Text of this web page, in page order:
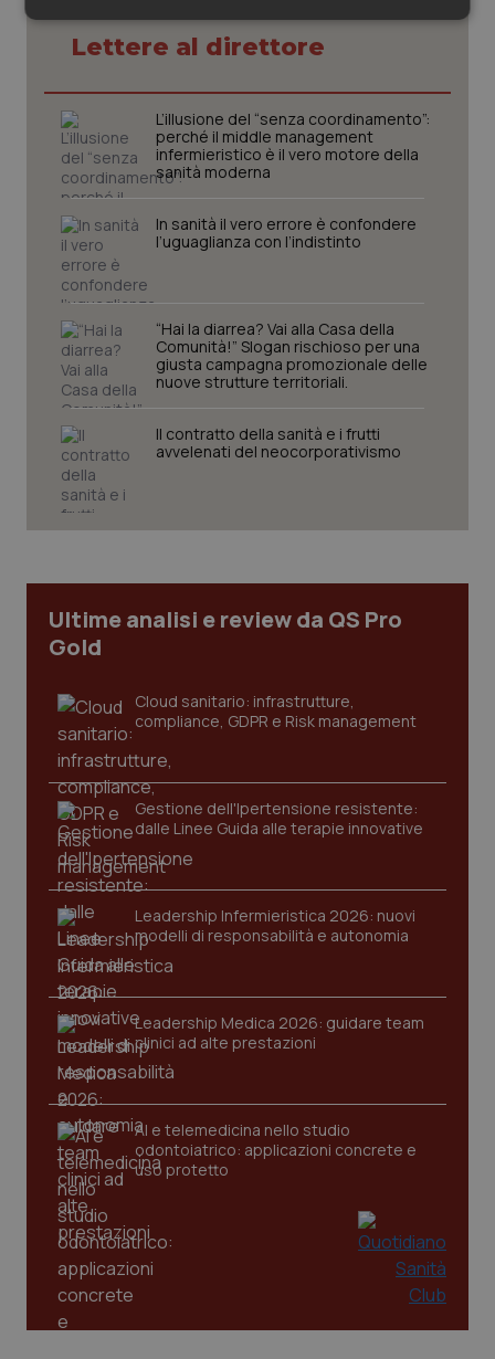
Lettere al direttore
L’illusione del “senza coordinamento”:
perché il middle management
infermieristico è il vero motore della
sanità moderna
In sanità il vero errore è confondere
l’uguaglianza con l’indistinto
“Hai la diarrea? Vai alla Casa della
Comunità!” Slogan rischioso per una
giusta campagna promozionale delle
nuove strutture territoriali.
Il contratto della sanità e i frutti
avvelenati del neocorporativismo
Ultime analisi e review da QS Pro
Gold
Cloud sanitario: infrastrutture,
compliance, GDPR e Risk management
Gestione dell'Ipertensione resistente:
dalle Linee Guida alle terapie innovative
Leadership Infermieristica 2026: nuovi
modelli di responsabilità e autonomia
Leadership Medica 2026: guidare team
clinici ad alte prestazioni
AI e telemedicina nello studio
odontoiatrico: applicazioni concrete e
uso protetto
Necessari Statistici Marketing
Necessari Statistici
I cookie necessari contribuiscono a rendere fruibile il
sito web abilitandone funzionalità di base quali la
navigazione sulle pagine e l'accesso alle aree
protette del sito. Il sito web non è in grado di
funzionare correttamente senza questi cookie.
Nome
Fornitore Dominio
VISITOR_PRIVACY_METADATA
YouTube
.youtube.com
CookieScriptConsent
CookieScript
www.quotidianosanita.it
tracking-sites-ironfish-
tracking-sites-ironfish-
session-id
_ga
.quotidianosanita.it